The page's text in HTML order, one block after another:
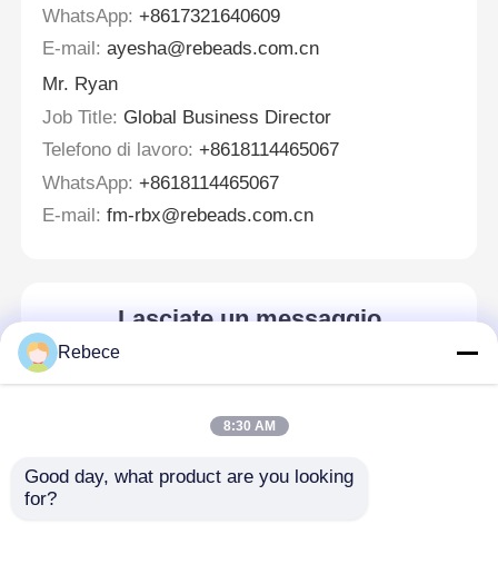
WhatsApp: +8617321640609
E-mail: ayesha@rebeads.com.cn
Mr. Ryan
Job Title: Global Business Director
Telefono di lavoro: +8618114465067
WhatsApp: +8618114465067
E-mail: fm-rbx@rebeads.com.cn
Lasciate un messaggio
Rebece
8:30 AM
Good day, what product are you looking
for?